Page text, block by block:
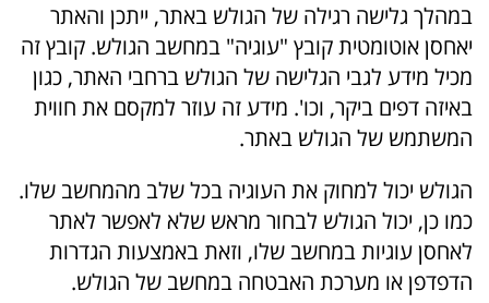
במהלך גלישה רגילה של הגולש באתר, ייתכן והאתר
יאחסן אוטומטית קובץ "עוגיה" במחשב הגולש. קובץ זה
מכיל מידע לגבי הגלישה של הגולש ברחבי האתר, כגון
באיזה דפים ביקר, וכו'. מידע זה עוזר למקסם את חווית
המשתמש של הגולש באתר.
הגולש יכול למחוק את העוגיה בכל שלב מהמחשב שלו.
כמו כן, יכול הגולש לבחור מראש שלא לאפשר לאתר
לאחסן עוגיות במחשב שלו, וזאת באמצעות הגדרות
הדפדפן או מערכת האבטחה במחשב של הגולש.